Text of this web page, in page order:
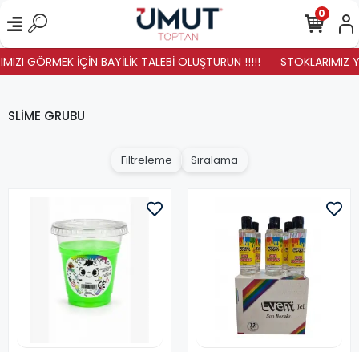
GÖRMEK İÇİN BAYİLİK TALEBİ OLUŞTURUN !!!!! STOKLARIMIZ
0
SLİME GRUBU
Filtreleme Sıralama